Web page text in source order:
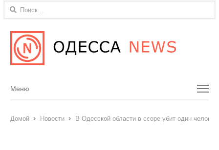
Найти:
Menu
Меню
Домой Новости В Одесской области в ссоре убит один